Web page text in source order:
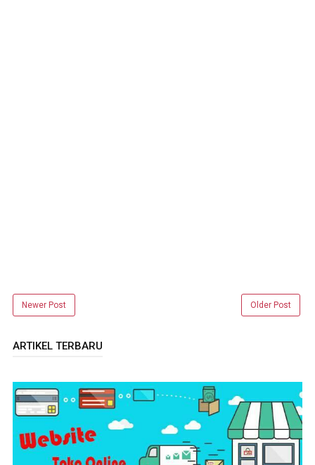
Newer Post Older Post
ARTIKEL TERBARU